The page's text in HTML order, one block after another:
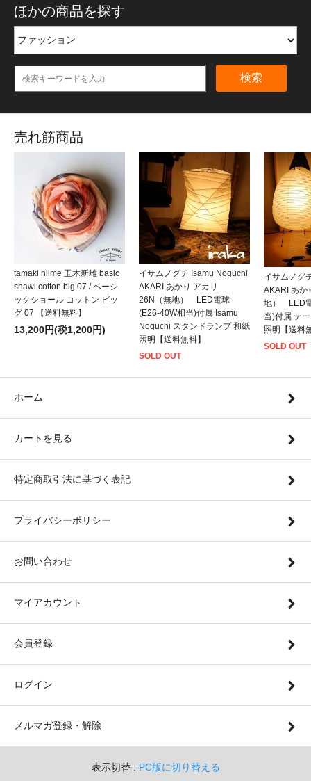
ほかの商品を探す
検索
売れ筋商品
tamaki niime 玉木新雌 basic
shawl cotton big 07 / ベーシ
ックショール コットン ビッ
グ 07 【送料無料】
13,200円(税1,200円)
イサムノグチ Isamu Noguchi
AKARI あかり アカリ
26N（無地） LED電球
(E26-40W相当)付属 Isamu
Noguchi スタンドランプ 和紙
照明【送料無料】
SOLD OUT
イサムノグ
AKARI あか
地） LED
当)付属 テ
照明【送料
SOLD OUT
ホーム
カートを見る
特定商取引法に基づく表記
プライバシーポリシー
お問い合わせ
マイアカウント
会員登録
ログイン
メルマガ登録・解除
表示切替 : PC版に切り替える